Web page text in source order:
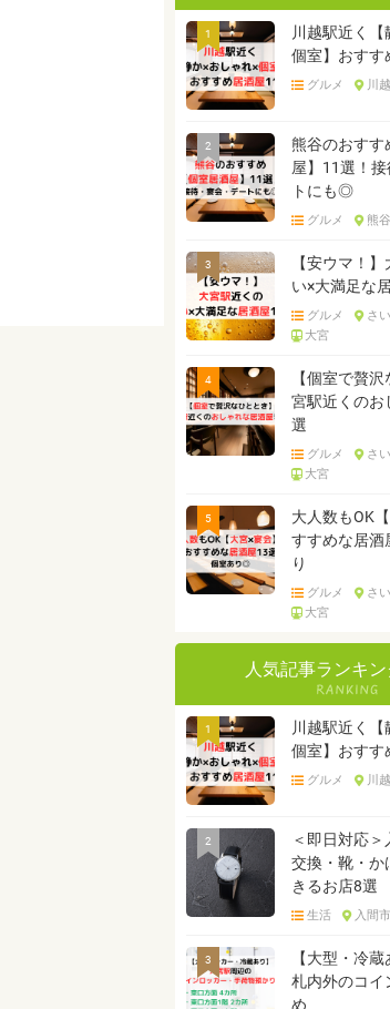
1
川越駅近く
個室】おすす
グルメ 川
2
熊谷のおすす
屋】11選！
トにも◎
グルメ 熊
3
【安ウマ！
い×大満足な
グルメ
さ
大宮
4
【個室で贅
宮駅近くのお
選
グルメ
さ
大宮
5
大人数もOK
すすめな居酒
り
グルメ
さ
大宮
人気記事ランキ
1
川越駅近く
個室】おすす
グルメ 川
2
＜即日対応
交換・靴・か
きるお店8選
生活 入間市
3
【大型・冷
札内外のコイ
め